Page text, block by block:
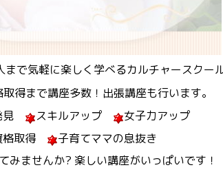
まで気軽に楽しく学べるカルチャースクー
得まで講座多数！出張講座も行います。
見
スキルアップ
女子力アップ
格取得
子育てママの息抜き
みませんか? 楽しい講座がいっぱいです！